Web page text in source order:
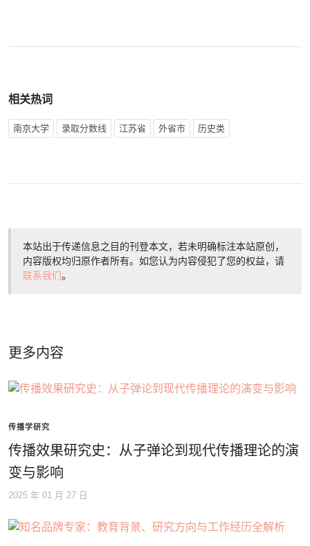
相关热词
南京大学 录取分数线 江苏省 外省市 历史类
本站出于传递信息之目的刊登本文，若未明确标注本站原创，
内容版权均归原作者所有。如您认为内容侵犯了您的权益，请
联系我们。
更多内容
传播学研究
传播效果研究史：从子弹论到现代传播理论的演
变与影响
2025 年 01 月 27 日